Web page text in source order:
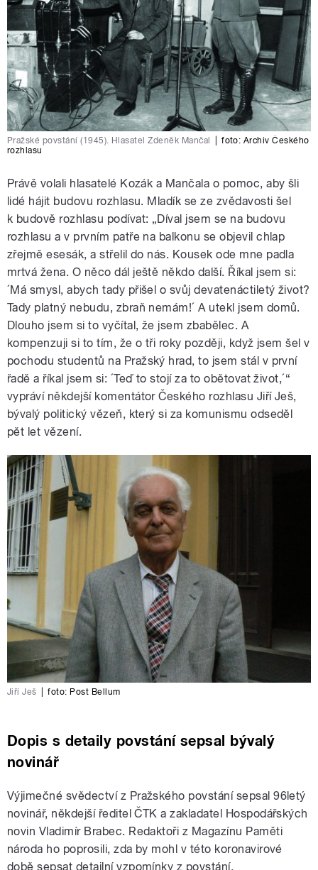
Pražské povstání (1945). Hlasatel Zdeněk Mančal foto: Archiv Českého
rozhlasu
Právě volali hlasatelé Kozák a Mančala o pomoc, aby šli
lidé hájit budovu rozhlasu. Mladík se ze zvědavosti šel
k budově rozhlasu podívat: „Díval jsem se na budovu
rozhlasu a v prvním patře na balkonu se objevil chlap
zřejmě esesák, a střelil do nás. Kousek ode mne padla
mrtvá žena. O něco dál ještě někdo další. Říkal jsem si:
´Má smysl, abych tady přišel o svůj devatenáctiletý život?
Tady platný nebudu, zbraň nemám!´ A utekl jsem domů.
Dlouho jsem si to vyčítal, že jsem zbabělec. A
kompenzuji si to tím, že o tři roky později, když jsem šel v
pochodu studentů na Pražský hrad, to jsem stál v první
řadě a říkal jsem si: ´Teď to stojí za to obětovat život,´“
vypráví někdejší komentátor Českého rozhlasu Jiří Ješ,
bývalý politický vězeň, který si za komunismu odseděl
pět let vězení.
Jiří Ješ foto: Post Bellum
Dopis s detaily povstání sepsal bývalý
novinář
Výjimečné svědectví z Pražského povstání sepsal 96letý
novinář, někdejší ředitel ČTK a zakladatel Hospodářských
novin Vladimír Brabec. Redaktoři z Magazínu Paměti
národa ho poprosili, zda by mohl v této koronavirové
době sepsat detailní vzpomínky z povstání.